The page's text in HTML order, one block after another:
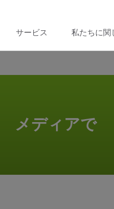
サービス 私たちに関
メディアで